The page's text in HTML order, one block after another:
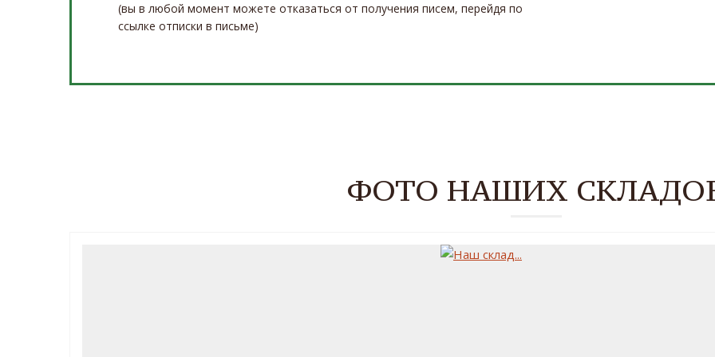
(вы в любой момент можете отказаться от получения писем, перейдя по
ссылке отписки в письме)
ФОТО НАШИХ